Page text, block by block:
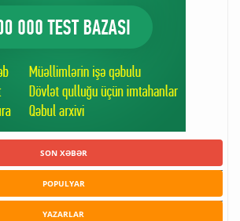
SON XƏBƏR
POPULYAR
YAZARLAR